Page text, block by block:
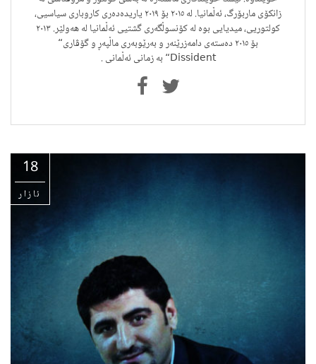
زانکۆی ماربۆرگ، ئەڵمانیا. لە ٢٠١٥ بۆ ٢٠١٩ یاریدەدەری کاروباری سیاسیی،
کولتوریی، میدیایی بوە لە کۆنسوڵگەری گشتیی ئەڵمانیا لە هەولێر. ٢٠١٣
بۆ ٢٠١٥ دەستەی دامەزرێنەر و بەرێوبەری ماڵپەڕ و گۆڤاری“
Dissident“ بە زمانی ئەڵمانی .
18
ئازار